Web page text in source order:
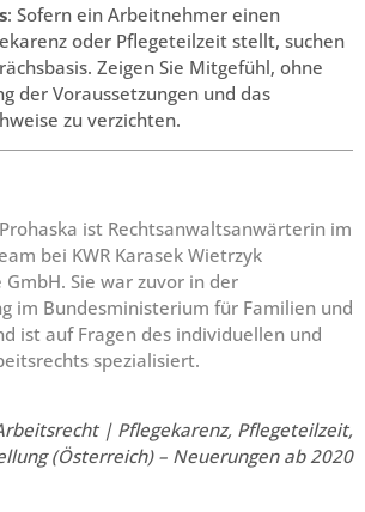
: Sofern ein Arbeitnehmer einen
oder Pflegeteilzeit stellt, suchen
Zeigen Sie Mitgefühl, ohne
der Voraussetzungen und das
zu verzichten.
ist Rechtsanwaltsanwärterin im
bei KWR Karasek Wietrzyk
Sie war zuvor in der
im Bundesministerium für Familien und
ist auf Fragen des individuellen und
spezialisiert.
| Pflegekarenz, Pflegeteilzeit,
(Österreich) – Neuerungen ab 2020